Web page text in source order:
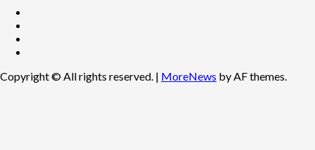
Copyright © All rights reserved. | MoreNews by AF themes.